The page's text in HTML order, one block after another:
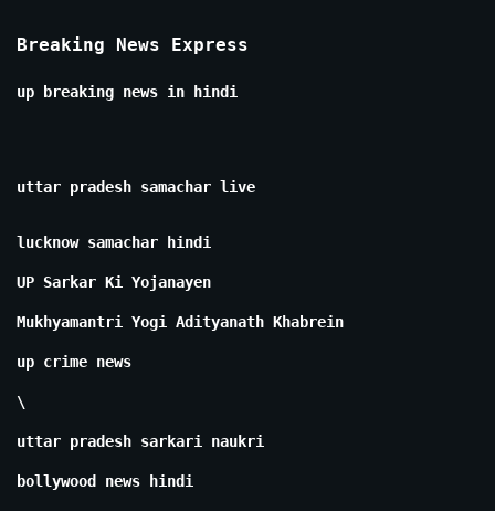
Breaking News Express
up breaking news in hindi
uttar pradesh samachar live
lucknow samachar hindi
UP Sarkar Ki Yojanayen
Mukhyamantri Yogi Adityanath Khabrein
up crime news
\
uttar pradesh sarkari naukri
bollywood news hindi